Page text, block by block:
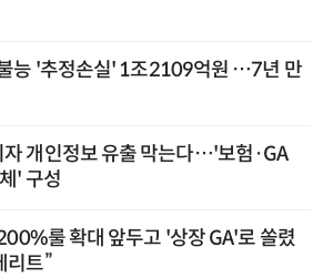
능 '추정손실' 1조2109억원 …7년 만
자 개인정보 유출 막는다…'보험·GA
' 구성
룰 확대 앞두고 '상장 GA'로 쏠렸
리트”